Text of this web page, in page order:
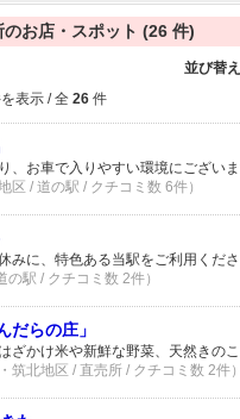
お店・スポット (26 件)
並び替え
表示 / 全 26 件
、お車で入りやすい環境にござい
区 / 道の駅 / クチコミ数 6件）
みに、特色ある当駅をご利用くださ
の駅 / クチコミ数 2件）
だらの庄」
ざかけ米や新鮮な野菜、天然きの
筑北地区 / 直売所 / クチコミ数 2件）